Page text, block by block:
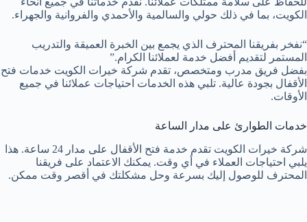
الكويت، بما في ذلك حولي والسالمية والأحمدي والفروانية والجهراء.
“نفخر بفريقنا المحترف الذي يجمع بين الخبرة العميقة والتدريب
المستمر لتقديم أفضل خدمة لعملائنا الكرام.”
بفضل فريق مدرب ومتخصص، تقدم شركة خيرات الكويت خدمات فتح
الأقفال بجودة عالية. تلبي هذه الخدمات احتياجات عملائنا في جميع
الأوقات.
خدمات الطوارئ على مدار الساعة
شركة خيرات الكويت تقدم خدمة فتح الأقفال على مدار 24 ساعة. هذا
يلبي احتياجات العملاء في أي وقت. يمكنك الاعتماد على فريقنا
المحترف للوصول إليك بسرعة وحل مشكلتك في أقصر وقت ممكن.